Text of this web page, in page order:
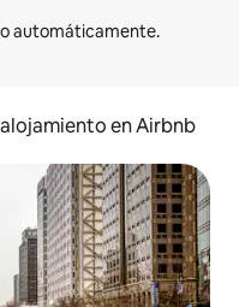
en Airbnb